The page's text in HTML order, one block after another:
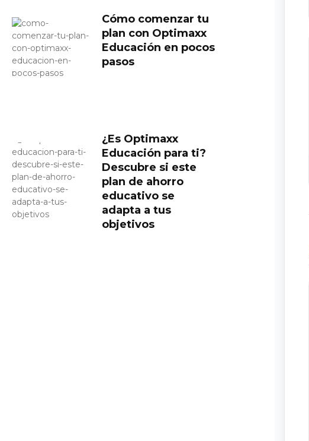
Cómo comenzar tu
plan con Optimaxx
Educación en pocos
pasos
¿Es Optimaxx
Educación para ti?
Descubre si este
plan de ahorro
educativo se
adapta a tus
objetivos